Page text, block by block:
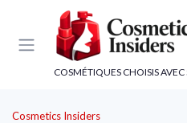
COSMÉTIQUES CHOISIS AVEC
Cosmetics Insiders
Panneau de gestion des cookies